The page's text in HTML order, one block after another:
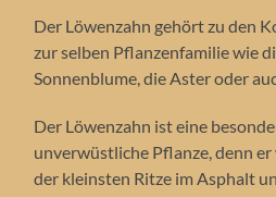
Der Löwenzahn gehört zu den
zur selben Pflanzenfamilie wie
Sonnenblume, die Aster oder
Der Löwenzahn ist eine
unverwüstliche Pflanze, denn
der kleinsten Ritze im Asphalt